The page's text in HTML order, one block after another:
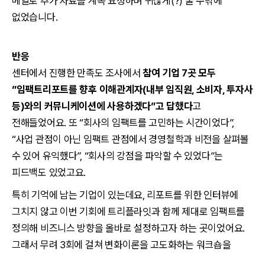
없었습니다.
반응
센터에서 진행한 만족도 조사에서 참여 기업 7곳 모두
”임팩트리포트를 향후 이해관계자(내부 임직원, 소비자, 투자사
등)와의 커뮤니케이션에 사용하겠다”고 답했다고
전해들었어요. 또 “회사의 임팩트를 고민하는 시간이었다”,
“사업 관점이 아닌 임팩트 관점에서 경영철학과 비전을 살펴볼
수 있어 유익했다”, “회사의 강점을 파악할 수 있었다”는
피드백도 있었고요.
특히 기억에 남는 기업이 있는데요, 리포트를 위한 인터뷰에
그치지 않고 이번 기회에 트리플라잇과 함께 제대로 임팩트를
정의해 비즈니스 방향을 올바로 설정하고자 하는 곳이었어요.
그래서 무려 3회에 걸쳐 변화이론을 고도화하는 워크숍을